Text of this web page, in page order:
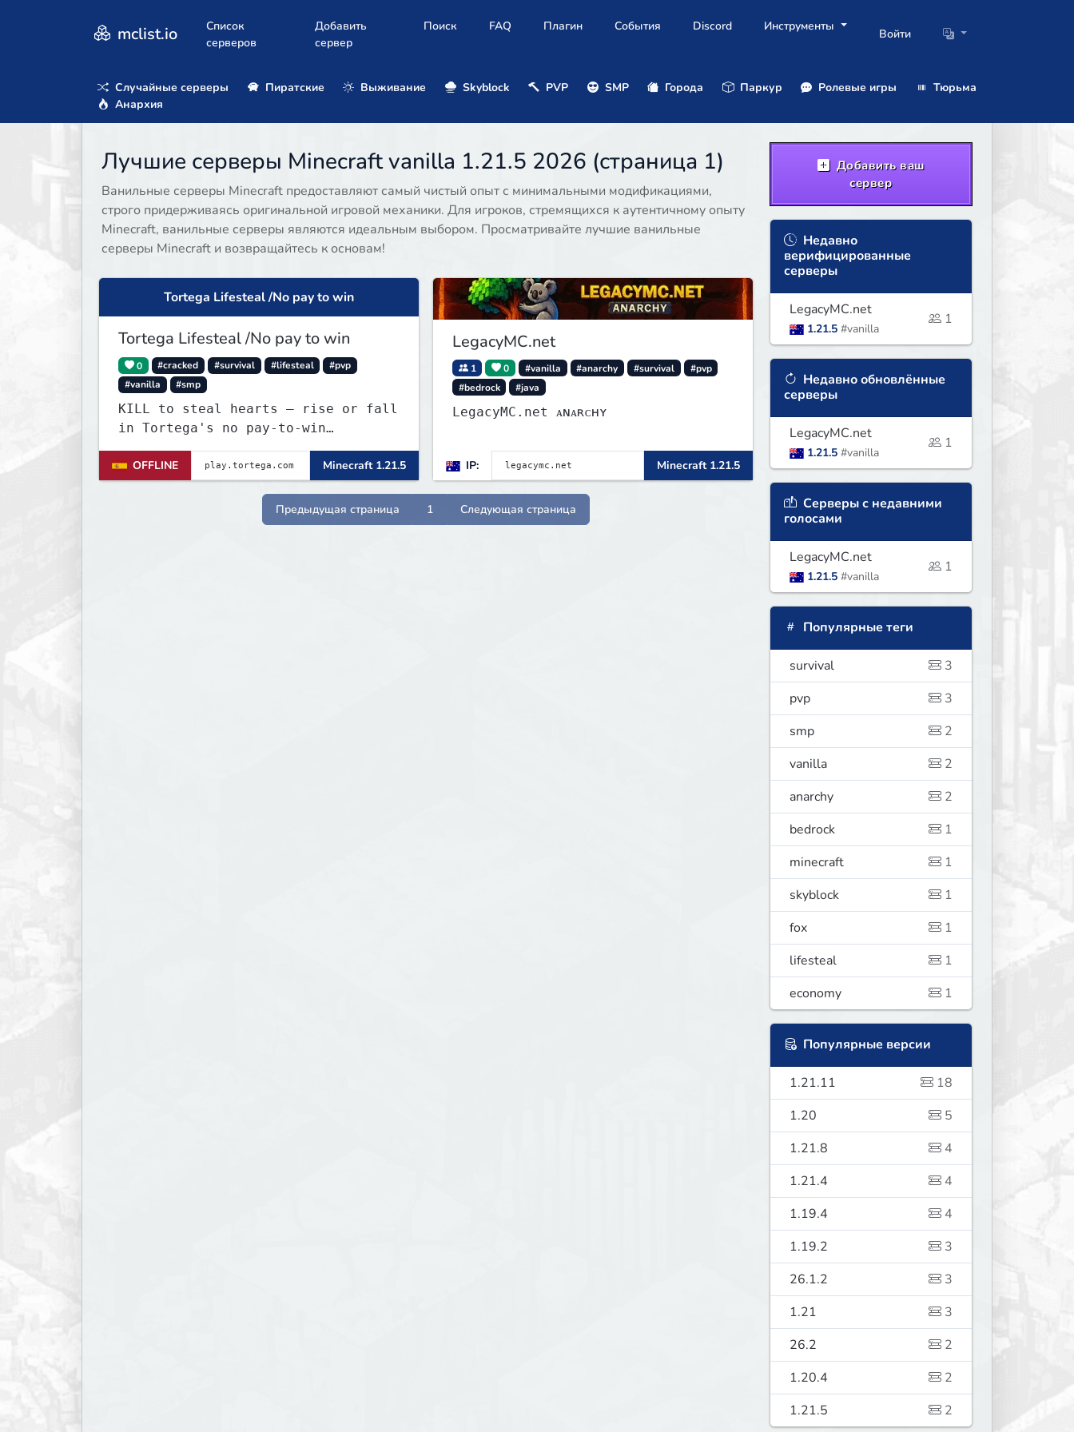
mclist.io
Список
серверов
Добавить
сервер
Поиск FAQ Плагин События Discord Инструменты
Войти
Случайные серверы Пиратские Выживание Skyblock PVP SMP Города Паркур Ролевые игры
Тюрьма
Анархия
Лучшие серверы Minecraft vanilla 1.21.5 2026 (страница 1)
Ванильные серверы Minecraft предоставляют самый чистый опыт с минимальными модификациями,
строго придерживаясь оригинальной игровой механики. Для игроков, стремящихся к аутентичному опыту
Minecraft, ванильные серверы являются идеальным выбором. Просматривайте лучшие ванильные
серверы Minecraft и возвращайтесь к основам!
Tortega Lifesteal /No pay to win
Tortega Lifesteal /No pay to win
0 #cracked #survival #lifesteal
#pvp
#vanilla
#smp
KILL to steal hearts – rise or fall
in Tortega's no pay-to-win
Lifesteal SMP. Survive brutal
fights, form powerful teams, and
dominate the EU arena.
OFFLINE Minecraft 1.21.5
LegacyMC.net
1 0 #vanilla #anarchy #survival
#pvp
#bedrock
#java
LegacyMC.net ᴀɴᴀʀᴄʜʏ
IP: Minecraft 1.21.5
Предыдущая страница 1 Следующая страница
Добавить ваш
сервер
Недавно
верифицированные
серверы
LegacyMC.net
1.21.5 #vanilla
1
Недавно обновлённые
серверы
LegacyMC.net
1.21.5 #vanilla
1
Серверы с недавними
голосами
LegacyMC.net
1.21.5 #vanilla
1
Популярные теги
survival
3
pvp
3
smp
2
vanilla
2
anarchy
2
bedrock
1
minecraft
1
skyblock
1
fox
1
lifesteal
1
economy
1
Популярные версии
1.21.11
18
1.20
5
1.21.8
4
1.21.4
4
1.19.4
4
1.19.2
3
26.1.2
3
1.21
3
26.2
2
1.20.4
2
1.21.5
2